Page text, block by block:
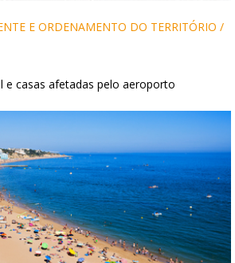
E ORDENAMENTO DO TERRITÓRIO /
e casas afetadas pelo aeroporto